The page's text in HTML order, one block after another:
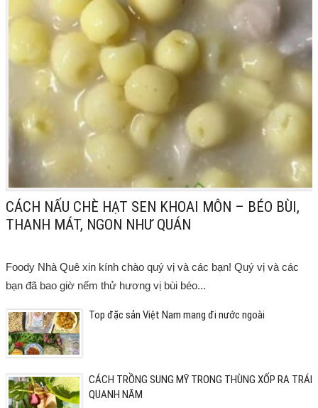
CÁCH NẤU CHÈ HẠT SEN KHOAI MÔN – BÉO BÙI,
THANH MÁT, NGON NHƯ QUÁN
Foody Nhà Quê xin kính chào quý vị và các bạn! Quý vị và các
bạn đã bao giờ nếm thử hương vị bùi béo...
Top đặc sản Việt Nam mang đi nước ngoài
CÁCH TRỒNG SUNG MỸ TRONG THÙNG XỐP RA TRÁI
QUANH NĂM